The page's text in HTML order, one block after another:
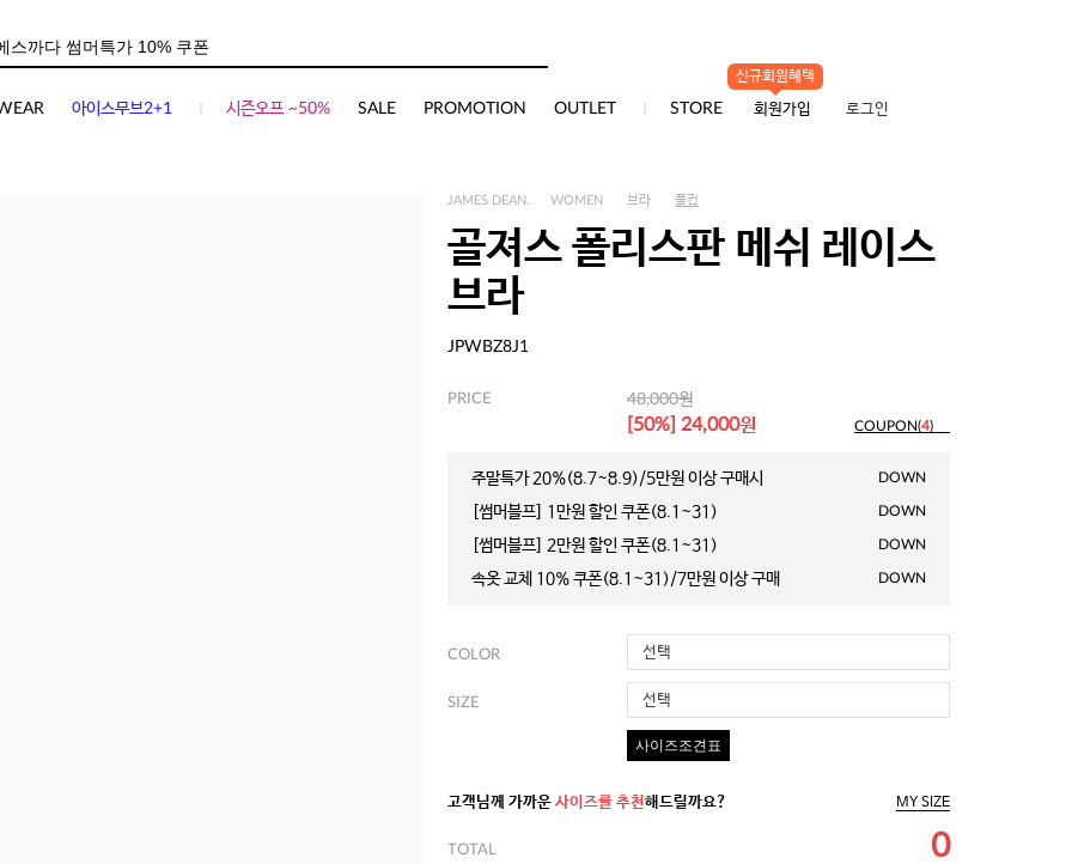
아이스무브2+1 시즌오프 ~50% SALE PROMOTION OUTLET STORE
신규회원혜택
회원가입 로그인
JAMES DEAN. WOMEN 브라 풀컵
골져스 폴리스판 메쉬 레이스
브라
JPWBZ8J1
PRICE 48,000원
[50%] 24,000원 COUPON(4)
주말특가 20%(8.7~8.9)/5만원 이상 구매시 DOWN
[썸머블프] 1만원 할인 쿠폰(8.1~31) DOWN
[썸머블프] 2만원 할인 쿠폰(8.1~31) DOWN
속옷 교체 10% 쿠폰(8.1~31)/7만원 이상 구매 DOWN
COLOR 선택
SIZE 선택
사이즈조견표
고객님께 가까운 사이즈를 추천해드릴까요? MY SIZE
TOTAL 0